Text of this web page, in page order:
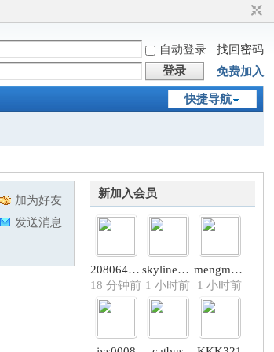
自动登录
找回密码
登录 免费加入
快捷导航
新加入会员
2080648150
18 分钟前
skyline0512
1 小时前
mengmeng
1 小时前
加为好友
发送消息